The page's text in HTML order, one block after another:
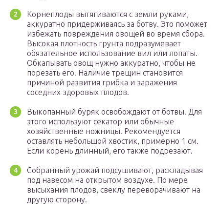
Корнеплоды вытягиваются с земли руками,
аккуратно придерживаясь за ботву. Это поможет
избежать повреждения овощей во время сбора.
Высокая плотность грунта подразумевает
обязательное использование вил или лопаты.
Обкапывать овощ нужно аккуратно, чтобы не
порезать его. Наличие трещин становится
причиной развития грибка и заражения
соседних здоровых плодов.
Выкопанный буряк освобождают от ботвы. Для
этого используют секатор или обычные
хозяйственные ножницы. Рекомендуется
оставлять небольшой хвостик, примерно 1 см.
Если корень длинный, его также подрезают.
Собранный урожай подсушивают, раскладывая
под навесом на открытом воздухе. По мере
высыхания плодов, свеклу переворачивают на
другую сторону.